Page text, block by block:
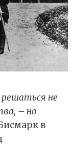
не
– но
в